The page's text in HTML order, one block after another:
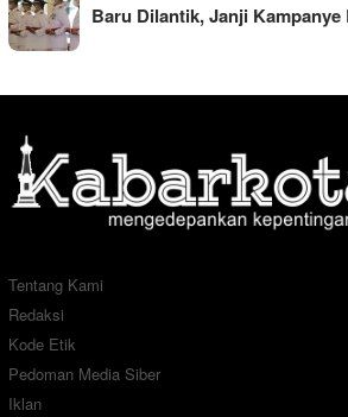
Baru Dilantik, Janji
Tentang Kami
Redaksi
Kode Etik
Pedoman Media Siber
Iklan